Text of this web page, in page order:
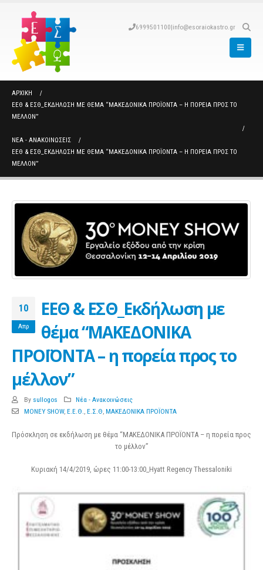
6999501100|info@esoraiokastro.gr
ΑΡΧΙΚΉ
ΕΕΘ & ΕΣΘ_EΚΔΉΛΩΣΗ ΜΕ ΘΈΜΑ “ΜΑΚΕΔΟΝΙΚΑ ΠΡΟΪΟΝΤΑ – Η ΠΟΡΕΊΑ ΠΡΟΣ ΤΟ
ΜΈΛΛΟΝ”
ΝΈΑ - ΑΝΑΚΟΙΝΏΣΕΙΣ
ΕΕΘ & ΕΣΘ_EΚΔΉΛΩΣΗ ΜΕ ΘΈΜΑ “ΜΑΚΕΔΟΝΙΚΑ ΠΡΟΪΟΝΤΑ – Η ΠΟΡΕΊΑ ΠΡΟΣ ΤΟ
ΜΈΛΛΟΝ”
10
Απρ
ΕΕΘ & ΕΣΘ_Eκδήλωση με
θέμα “ΜΑΚΕΔΟΝΙΚΑ
ΠΡΟΪΟΝΤΑ – η πορεία προς το
μέλλον”
By sullogos
Νέα - Ανακοινώσεις
MONEY SHOW, Ε.Ε.Θ., Ε.Σ.Θ, ΜΑΚΕΔΟΝΙΚΑ ΠΡΟΪΟΝΤΑ
Πρόσκληση σε εκδήλωση με θέμα “ΜΑΚΕΔΟΝΙΚΑ ΠΡΟΪΟΝΤΑ – η πορεία προς
το μέλλον”
Κυριακή 14/4/2019, ώρες 11:00-13:00_Hyatt Regency Thessaloniki